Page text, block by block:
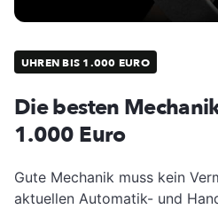
UHREN BIS 1.000 EURO
Die besten
1.000 Euro
Gute Mechanik muss kein
aktuellen Automatik- und